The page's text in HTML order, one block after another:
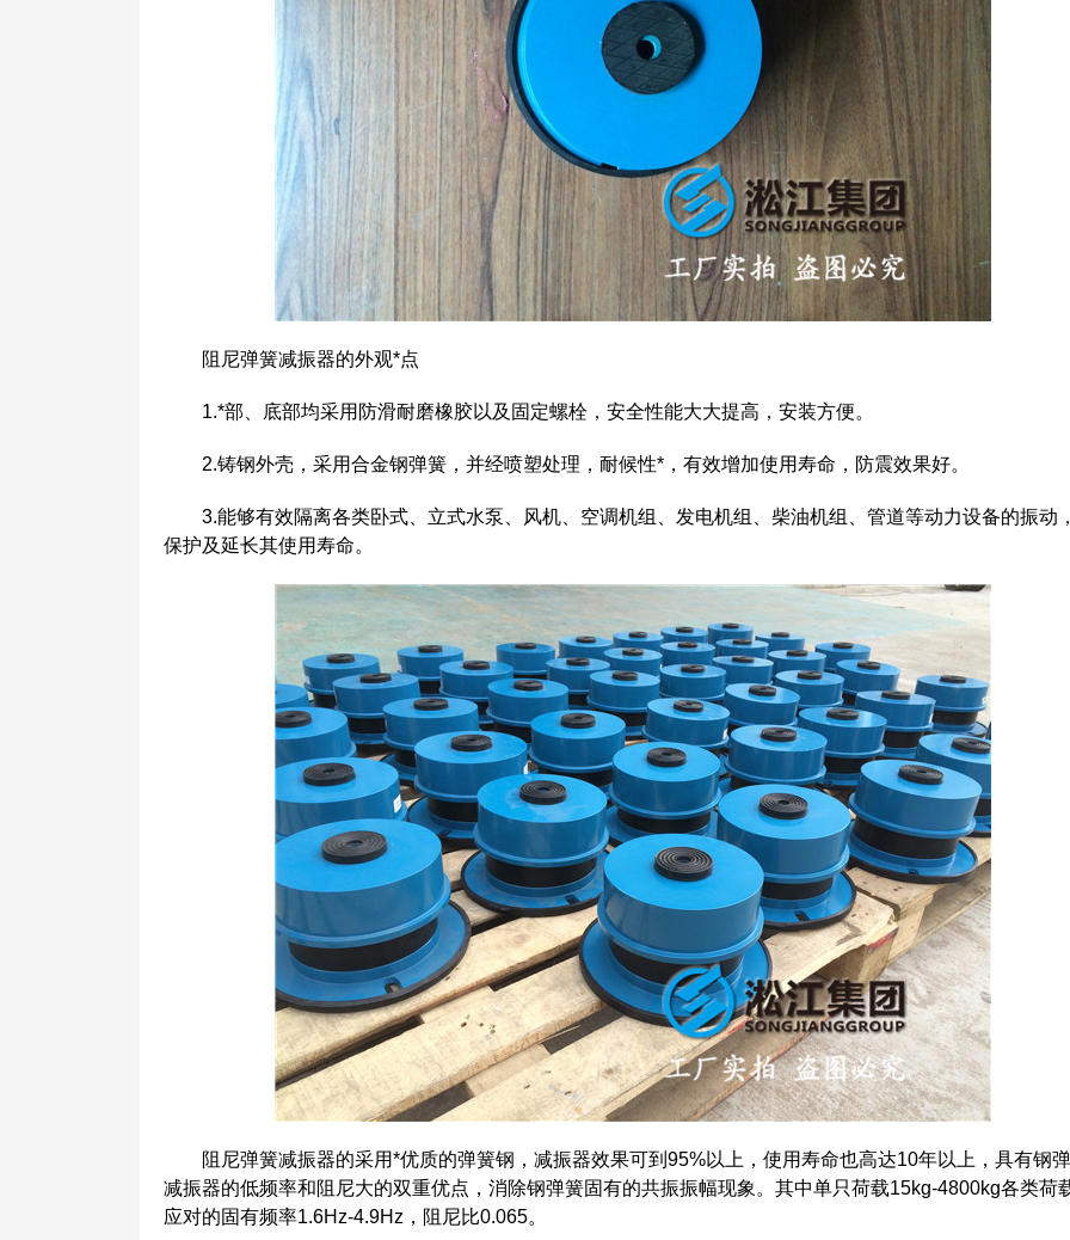
阻尼弹簧减振器的外观*点
1.*部、底部均采用防滑耐磨橡胶以及固定螺栓，安全性能大大提高，安装方便。
2.铸钢外壳，采用合金钢弹簧，并经喷塑处理，耐候性*，有效增加使用寿命，防震效果好。
3.能够有效隔离各类卧式、立式水泵、风机、空调机组、发电机组、柴油机组、管道等动力设备的振动
保护及延长其使用寿命。
阻尼弹簧减振器的采用*优质的弹簧钢，减振器效果可到95%以上，使用寿命也高达10年以上，具有钢
减振器的低频率和阻尼大的双重优点，消除钢弹簧固有的共振振幅现象。其中单只荷载15kg-4800kg各类荷
应对的固有频率1.6Hz-4.9Hz，阻尼比0.065。